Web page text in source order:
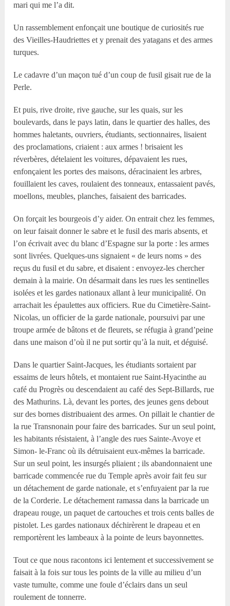
mari qui me l’a dit.
Un rassemblement enfonçait une boutique de curiosités rue
des Vieilles-Haudriettes et y prenait des yatagans et des armes
turques.
Le cadavre d’un maçon tué d’un coup de fusil gisait rue de la
Perle.
Et puis, rive droite, rive gauche, sur les quais, sur les
boulevards, dans le pays latin, dans le quartier des halles, des
hommes haletants, ouvriers, étudiants, sectionnaires, lisaient
des proclamations, criaient : aux armes ! brisaient les
réverbères, dételaient les voitures, dépavaient les rues,
enfonçaient les portes des maisons, déracinaient les arbres,
fouillaient les caves, roulaient des tonneaux, entassaient pavés,
moellons, meubles, planches, faisaient des barricades.
On forçait les bourgeois d’y aider. On entrait chez les femmes,
on leur faisait donner le sabre et le fusil des maris absents, et
l’on écrivait avec du blanc d’Espagne sur la porte : les armes
sont livrées. Quelques-uns signaient « de leurs noms » des
reçus du fusil et du sabre, et disaient : envoyez-les chercher
demain à la mairie. On désarmait dans les rues les sentinelles
isolées et les gardes nationaux allant à leur municipalité. On
arrachait les épaulettes aux officiers. Rue du Cimetière-Saint-
Nicolas, un officier de la garde nationale, poursuivi par une
troupe armée de bâtons et de fleurets, se réfugia à grand’peine
dans une maison d’où il ne put sortir qu’à la nuit, et déguisé.
Dans le quartier Saint-Jacques, les étudiants sortaient par
essaims de leurs hôtels, et montaient rue Saint-Hyacinthe au
café du Progrès ou descendaient au café des Sept-Billards, rue
des Mathurins. Là, devant les portes, des jeunes gens debout
sur des bornes distribuaient des armes. On pillait le chantier de
la rue Transnonain pour faire des barricades. Sur un seul point,
les habitants résistaient, à l’angle des rues Sainte-Avoye et
Simon- le-Franc où ils détruisaient eux-mêmes la barricade.
Sur un seul point, les insurgés pliaient ; ils abandonnaient une
barricade commencée rue du Temple après avoir fait feu sur
un détachement de garde nationale, et s’enfuyaient par la rue
de la Corderie. Le détachement ramassa dans la barricade un
drapeau rouge, un paquet de cartouches et trois cents balles de
pistolet. Les gardes nationaux déchirèrent le drapeau et en
remportèrent les lambeaux à la pointe de leurs bayonnettes.
Tout ce que nous racontons ici lentement et successivement se
faisait à la fois sur tous les points de la ville au milieu d’un
vaste tumulte, comme une foule d’éclairs dans un seul
roulement de tonnerre.